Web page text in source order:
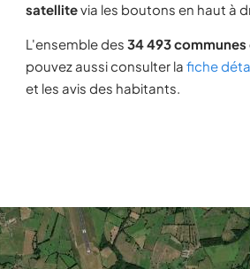
satellitevia les boutons en haut à
L'ensemble des 34 493 communes
pouvez aussi consulter la fiche
et les avis des habitants.